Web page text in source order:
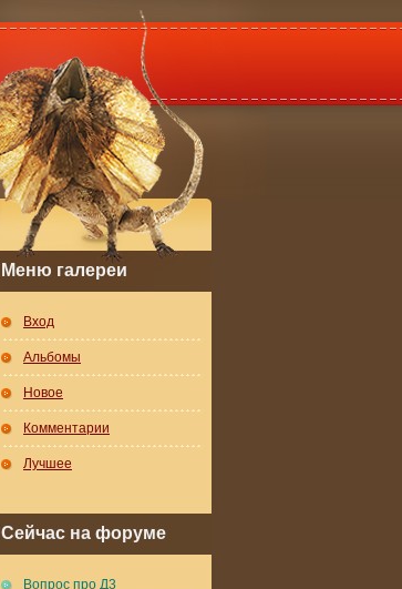
Меню галереи
Вход
Альбомы
Новое
Комментарии
Лучшее
Сейчас на форуме
Вопрос про Д3